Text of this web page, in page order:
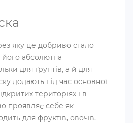
яку це добриво стало
абсолютна
для ґрунтів, а й для
додають під час основної
територіях і в
проявляє себе як
для фруктів, овочів,